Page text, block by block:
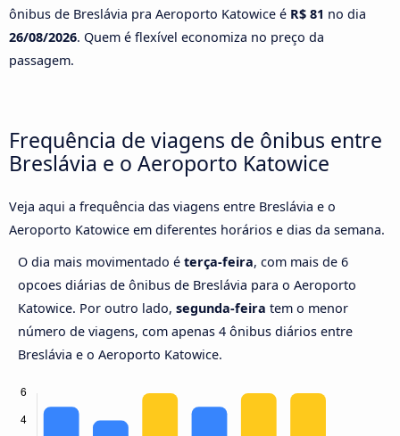
ônibus de Breslávia pra Aeroporto Katowice é R$ 81 no dia
26/08/2026. Quem é flexível economiza no preço da
passagem.
Frequência de viagens de ônibus entre
Breslávia e o Aeroporto Katowice
Veja aqui a frequência das viagens entre Breslávia e o
Aeroporto Katowice em diferentes horários e dias da semana.
O dia mais movimentado é terça-feira, com mais de 6
opcoes diárias de ônibus de Breslávia para o Aeroporto
Katowice. Por outro lado, segunda-feira tem o menor
número de viagens, com apenas 4 ônibus diários entre
Breslávia e o Aeroporto Katowice.